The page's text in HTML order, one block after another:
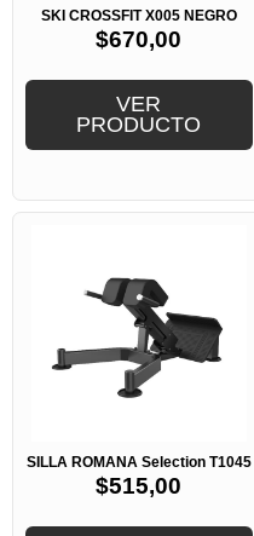
SKI CROSSFIT X005 NEGRO
$670,00
VER
PRODUCTO
SILLA ROMANA Selection T1045
$515,00